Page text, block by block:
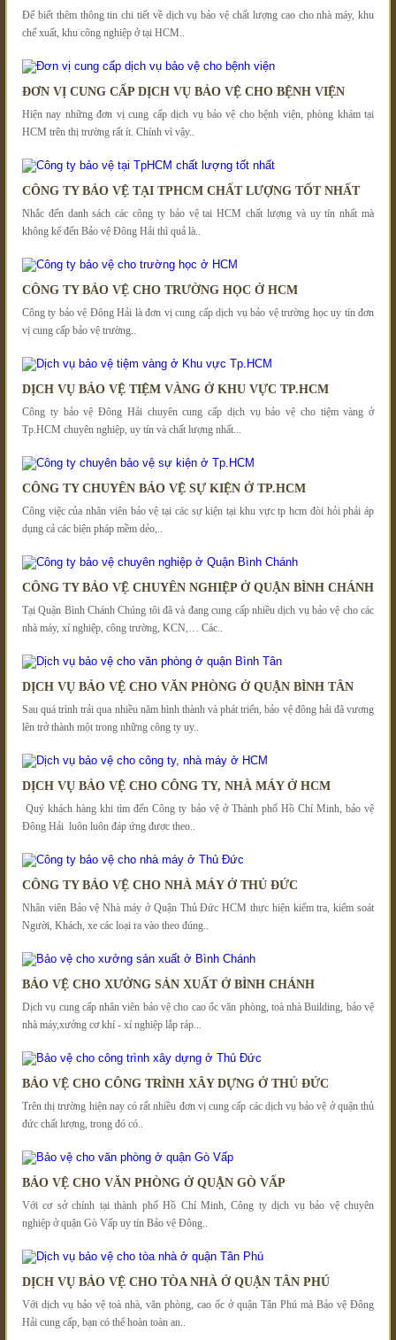
Để biết thêm thông tin chi tiết về dịch vụ bảo vệ chất lượng cao cho nhà máy, khu
chế xuất, khu công nghiệp ở tại HCM..
ĐƠN VỊ CUNG CẤP DỊCH VỤ BẢO VỆ CHO BỆNH VIỆN
Hiện nay những đơn vị cung cấp dịch vụ bảo vệ cho bệnh viện, phòng khám tại
HCM trên thị trường rất ít. Chính vì vậy..
CÔNG TY BẢO VỆ TẠI TPHCM CHẤT LƯỢNG TỐT NHẤT
Nhắc đến danh sách các công ty bảo vệ tai HCM chất lượng và uy tín nhất mà
không kể đến Bảo vệ Đông Hải thì quả là..
CÔNG TY BẢO VỆ CHO TRƯỜNG HỌC Ở HCM
Công ty bảo vệ Đông Hải là đơn vị cung cấp dịch vụ bảo vệ trường học uy tín đơn
vị cung cấp bảo vệ trường..
DỊCH VỤ BẢO VỆ TIỆM VÀNG Ở KHU VỰC TP.HCM
Công ty bảo vệ Đông Hải chuyên cung cấp dịch vụ bảo vệ cho tiệm vàng ở
Tp.HCM chuyên nghiệp, uy tín và chất lượng nhất...
CÔNG TY CHUYÊN BẢO VỆ SỰ KIỆN Ở TP.HCM
Công việc của nhân viên bảo vệ tại các sự kiện tại khu vực tp hcm đòi hỏi phải áp
dụng cả các biện pháp mềm dẻo,..
CÔNG TY BẢO VỆ CHUYÊN NGHIỆP Ở QUẬN BÌNH CHÁNH
Tại Quận Bình Chánh Chúng tôi đã và đang cung cấp nhiều dịch vụ bảo vệ cho các
nhà máy, xí nghiệp, công trường, KCN,… Các..
DỊCH VỤ BẢO VỆ CHO VĂN PHÒNG Ở QUẬN BÌNH TÂN
Sau quá trình trải qua nhiều năm hình thành và phát triển, bảo vệ đông hải đã vương
lên trở thành một trong những công ty uy..
DỊCH VỤ BẢO VỆ CHO CÔNG TY, NHÀ MÁY Ở HCM
Quý khách hàng khi tìm đến Công ty bảo vệ ở Thành phố Hồ Chí Minh, bảo vệ
Đông Hải luôn luôn đáp ứng được theo..
CÔNG TY BẢO VỆ CHO NHÀ MÁY Ở THỦ ĐỨC
Nhân viên Bảo vệ Nhà máy ở Quận Thủ Đức HCM thực hiện kiểm tra, kiểm soát
Người, Khách, xe các loại ra vào theo đúng..
BẢO VỆ CHO XƯỞNG SẢN XUẤT Ở BÌNH CHÁNH
Dịch vụ cung cấp nhân viên bảo vệ cho cao ốc văn phòng, toà nhà Building, bảo vệ
nhà máy,xưởng cơ khí - xí nghiệp lắp ráp...
BẢO VỆ CHO CÔNG TRÌNH XÂY DỰNG Ở THỦ ĐỨC
Trên thị trường hiện nay có rất nhiều đơn vị cung cấp các dịch vụ bảo vệ ở quận thủ
đức chất lượng, trong đó có..
BẢO VỆ CHO VĂN PHÒNG Ở QUẬN GÒ VẤP
Với cơ sở chính tại thành phố Hồ Chí Minh, Công ty dịch vụ bảo vệ chuyên
nghiệp ở quận Gò Vấp uy tín Bảo vệ Đông..
DỊCH VỤ BẢO VỆ CHO TÒA NHÀ Ở QUẬN TÂN PHÚ
Với dịch vụ bảo vệ toà nhà, văn phòng, cao ốc ở quận Tân Phú mà Bảo vệ Đông
Hải cung cấp, bạn có thể hoàn toàn an..